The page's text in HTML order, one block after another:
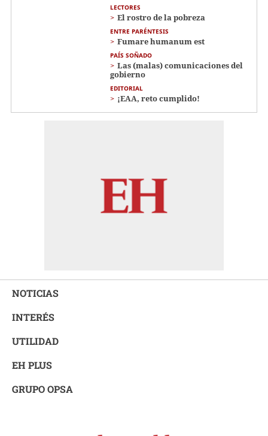
LECTORES
El rostro de la pobreza
ENTRE PARÉNTESIS
Fumare humanum est
PAÍS SOÑADO
Las (malas) comunicaciones del
gobierno
EDITORIAL
¡EAA, reto cumplido!
NOTICIAS
INTERÉS
UTILIDAD
EH PLUS
GRUPO OPSA